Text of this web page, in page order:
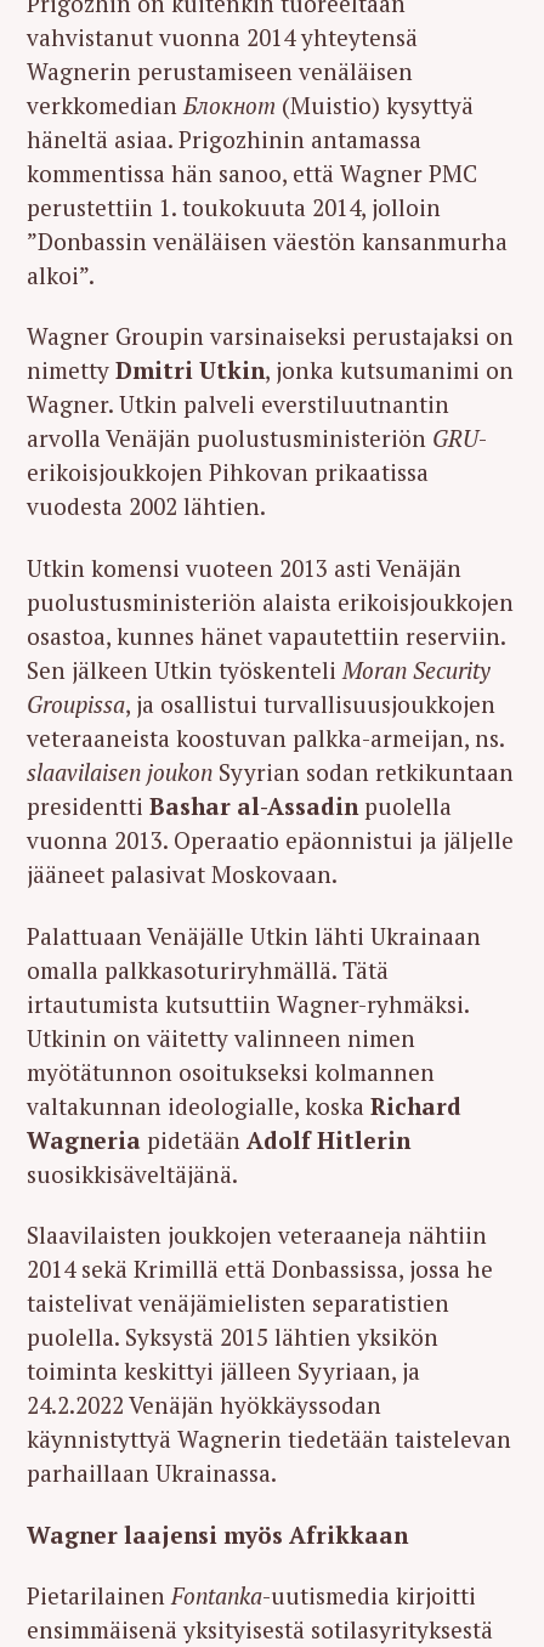
vahvistanut vuonna 2014 yhteytensä
Wagnerin perustamiseen venäläisen
verkkomedian Блокнот (Muistio) kysyttyä
häneltä asiaa. Prigozhinin antamassa
kommentissa hän sanoo, että Wagner PMC
perustettiin 1. toukokuuta 2014, jolloin
”Donbassin venäläisen väestön kansanmurha
alkoi”.
Wagner Groupin varsinaiseksi perustajaksi on
nimetty Dmitri Utkin, jonka kutsumanimi on
Wagner. Utkin palveli everstiluutnantin
arvolla Venäjän puolustusministeriön GRU-
erikoisjoukkojen Pihkovan prikaatissa
vuodesta 2002 lähtien.
Utkin komensi vuoteen 2013 asti Venäjän
puolustusministeriön alaista erikoisjoukkojen
osastoa, kunnes hänet vapautettiin reserviin.
Sen jälkeen Utkin työskenteli Moran Security
Groupissa, ja osallistui turvallisuusjoukkojen
veteraaneista koostuvan palkka-armeijan, ns.
slaavilaisen joukon Syyrian sodan retkikuntaan
presidentti Bashar al-Assadin puolella
vuonna 2013. Operaatio epäonnistui ja jäljelle
jääneet palasivat Moskovaan.
Palattuaan Venäjälle Utkin lähti Ukrainaan
omalla palkkasoturiryhmällä. Tätä
irtautumista kutsuttiin Wagner-ryhmäksi.
Utkinin on väitetty valinneen nimen
myötätunnon osoitukseksi kolmannen
valtakunnan ideologialle, koska Richard
Wagneria pidetään Adolf Hitlerin
suosikkisäveltäjänä.
Slaavilaisten joukkojen veteraaneja nähtiin
2014 sekä Krimillä että Donbassissa, jossa he
taistelivat venäjämielisten separatistien
puolella. Syksystä 2015 lähtien yksikön
toiminta keskittyi jälleen Syyriaan, ja
24.2.2022 Venäjän hyökkäyssodan
käynnistyttyä Wagnerin tiedetään taistelevan
parhaillaan Ukrainassa.
Wagner laajensi myös Afrikkaan
PietarilainenFontanka-uutismedia kirjoitti
ensimmäisenä yksityisestä sotilasyrityksestä